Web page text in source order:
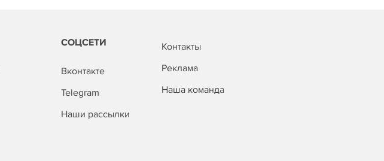
СОЦСЕТИ
Вконтакте
Telegram
Наши рассылки
Контакты
Реклама
Наша команда